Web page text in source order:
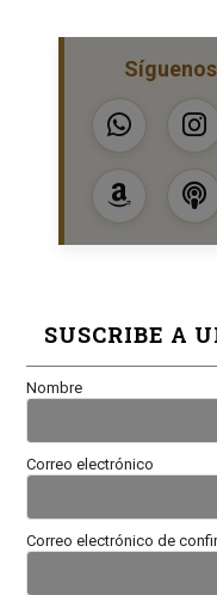
SUSCRIBE A
Nombre
Correo electrónico
Correo electrónico de